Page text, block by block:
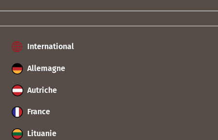
International
Allemagne
Autriche
France
Lituanie